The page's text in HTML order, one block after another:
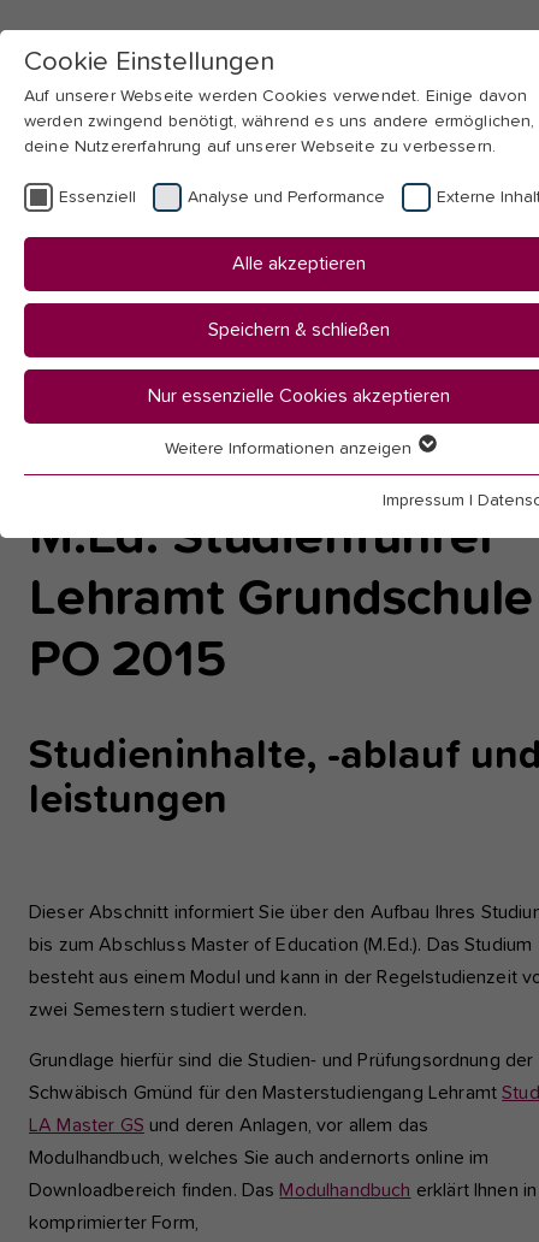
Skip to main navigation Skip to page footer
You
here:
Startseite
Fakultäten & Institute
Sprache & Literatur
Deutsch mit Sprecherziehung
M.Ed. Studienführer
Lehramt Grundschule
PO 2015
Studieninhalte, -ablauf
leistungen
Dieser Abschnitt informiert Sie über den Aufbau Ihres
bis zum Abschluss Master of Education (M.Ed.). Das Studium
besteht aus einem Modul und kann in der Regelstudienzeit
zwei Semestern studiert werden.
Grundlage hierfür sind die Studien- und Prüfungsordnung der
Schwäbisch Gmünd für den Masterstudiengang Lehramt
LA Master GS und deren Anlagen, vor allem das
Modulhandbuch, welches Sie auch andernorts online im
Downloadbereich finden. Das Modulhandbuch erklärt Ihnen in
komprimierter Form,
Cookie Einstellungen
Auf unserer Webseite werden Cookies verwendet. Einige davon
werden zwingend benötigt, während es uns andere ermöglichen,
deine Nutzererfahrung auf unserer Webseite zu verbessern.
Essenziell Analyse und Performance Externe
Alle akzeptieren
Speichern & schließen
Nur essenzielle Cookies akzeptieren
Essenzielle Cookies werden für grundlegende Funktionen der
einwandfrei funktioniert.
Analyse und Performance
Diese Gruppe beinhaltet alle Skripte für analytisches Tracking
zugehörige Cookies. Es hilft uns die Nutzererfahrung der
Name etracker
Anbieter etracker GmbH - 20459 Hamburg
Diese Gruppe beinhaltet alle Skripte für
analytisches Tracking und zugehörige
Es hilft uns die Nutzererfahrung der Website zu
Cookie-Informationen anzeigen
Externe Inhalte
Weitere Informationen anzeigen
Impressum